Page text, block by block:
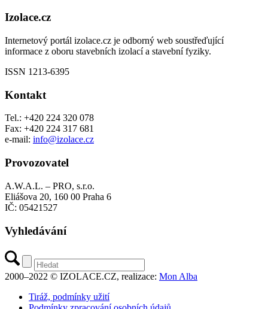
Izolace.cz
Internetový portál izolace.cz je odborný web soustřeďující
informace z oboru stavebních izolací a stavební fyziky.
ISSN 1213-6395
Kontakt
Tel.: +420 224 320 078
Fax: +420 224 317 681
e-mail: info@izolace.cz
Provozovatel
A.W.A.L. – PRO, s.r.o.
Eliášova 20, 160 00 Praha 6
IČ: 05421527
Vyhledávání
2000–2022 © IZOLACE.CZ, realizace: Mon Alba
Tiráž, podmínky užití